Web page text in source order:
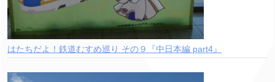
はたちだよ！鉄道むすめ巡り その９『中日本編 part4』